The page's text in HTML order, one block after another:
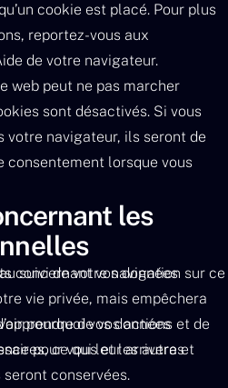
cookie est placé. Pour plus
reportez-vous aux
de votre navigateur.
web peut ne pas marcher
sont désactivés. Si vous
votre navigateur, ils seront de
consentement lorsque vous
les
concernant vos données
pourquoi vos données
ce qui leur arrivera et
conservées.
suivi de votre navigation sur ce
vie privée, mais empêchera
de vos actions et de
pour vous et les autres